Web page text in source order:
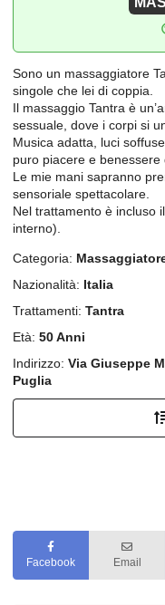
Sono un massaggiatore
singole che lei di coppia.
Il massaggio Tantra è
sessuale, dove i corpi si
Musica adatta, luci
puro piacere e benessere
Le mie mani sapranno
sensoriale spettacolare.
Nel trattamento è incluso
interno).
Categoria:
Nazionalità: Italia
Trattamenti: Tantra
Età: 50 Anni
Indirizzo: Via Giuseppe
Puglia
Facebook Email